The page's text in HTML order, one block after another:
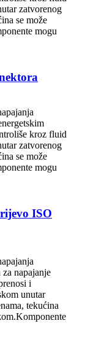
zatvorenog
se može
mogu
kroz fluid
zatvorenog
se može
mogu
ISO
napajanje
i
unutar
tekućina